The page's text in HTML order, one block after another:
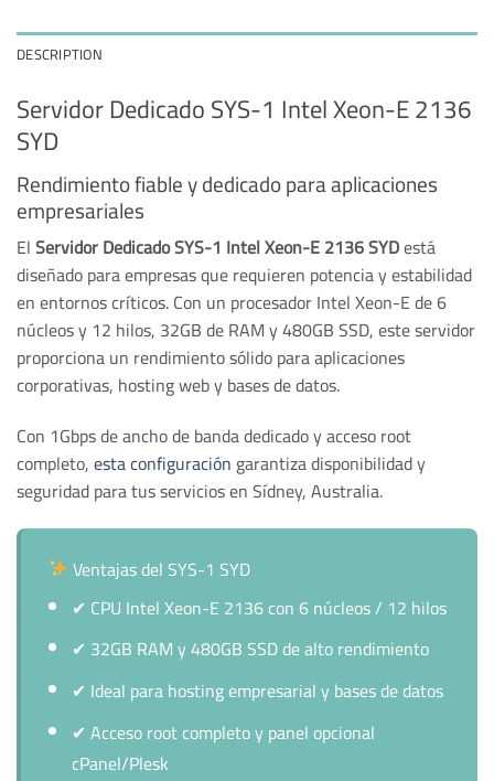
DESCRIPTION
Servidor Dedicado SYS-1 Intel Xeon-E 2136
SYD
Rendimiento fiable y dedicado para aplicaciones
empresariales
ElServidor Dedicado SYS-1 Intel Xeon-E 2136 SYDestá
diseñado para empresas que requieren potencia y estabilidad
en entornos críticos. Con un procesador Intel Xeon-E de 6
núcleos y 12 hilos, 32GB de RAM y 480GB SSD, este servidor
proporciona un rendimiento sólido para aplicaciones
corporativas, hosting web y bases de datos.
Con 1Gbps de ancho de banda dedicado y acceso root
completo,esta configuracióngarantiza disponibilidad y
seguridad para tus servicios en Sídney, Australia.
Ventajas del SYS-1 SYD
✔ CPU Intel Xeon-E 2136 con 6 núcleos / 12 hilos
✔ 32GB RAM y 480GB SSD de alto rendimiento
✔ Ideal para hosting empresarial y bases de datos
✔Acceso root completo y panel opcional
cPanel/Plesk